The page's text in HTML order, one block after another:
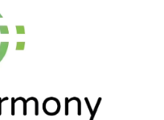
管与无人巡检深度融合，